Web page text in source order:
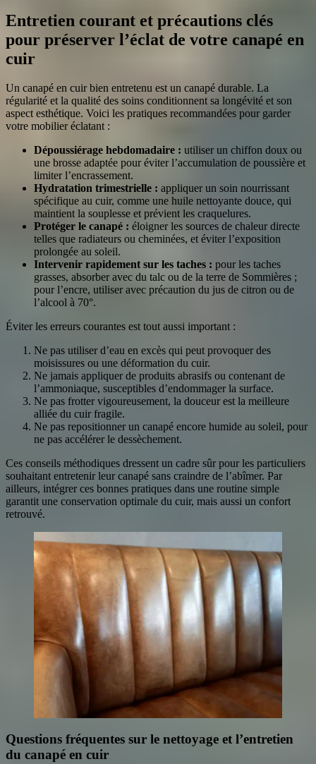
Entretien courant et précautions clés
pour préserver l’éclat de votre canapé en
cuir
Un canapé en cuir bien entretenu est un canapé durable. La
régularité et la qualité des soins conditionnent sa longévité et son
aspect esthétique. Voici les pratiques recommandées pour garder
votre mobilier éclatant :
Dépoussiérage hebdomadaire : utiliser un chiffon doux ou
une brosse adaptée pour éviter l’accumulation de poussière et
limiter l’encrassement.
Hydratation trimestrielle : appliquer un soin nourrissant
spécifique au cuir, comme une huile nettoyante douce, qui
maintient la souplesse et prévient les craquelures.
Protéger le canapé : éloigner les sources de chaleur directe
telles que radiateurs ou cheminées, et éviter l’exposition
prolongée au soleil.
Intervenir rapidement sur les taches : pour les taches
grasses, absorber avec du talc ou de la terre de Sommières ;
pour l’encre, utiliser avec précaution du jus de citron ou de
l’alcool à 70°.
Éviter les erreurs courantes est tout aussi important :
Ne pas utiliser d’eau en excès qui peut provoquer des
moisissures ou une déformation du cuir.
Ne jamais appliquer de produits abrasifs ou contenant de
l’ammoniaque, susceptibles d’endommager la surface.
Ne pas frotter vigoureusement, la douceur est la meilleure
alliée du cuir fragile.
Ne pas repositionner un canapé encore humide au soleil, pour
ne pas accélérer le dessèchement.
Ces conseils méthodiques dressent un cadre sûr pour les particuliers
souhaitant entretenir leur canapé sans craindre de l’abîmer. Par
ailleurs, intégrer ces bonnes pratiques dans une routine simple
garantit une conservation optimale du cuir, mais aussi un confort
retrouvé.
Questions fréquentes sur le nettoyage et l’entretien
du canapé en cuir